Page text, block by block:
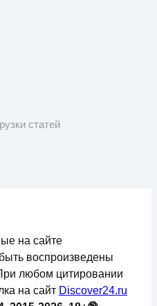
статей
на сайте
воспроизведены
любом цитировании
на сайт Discover24.ru